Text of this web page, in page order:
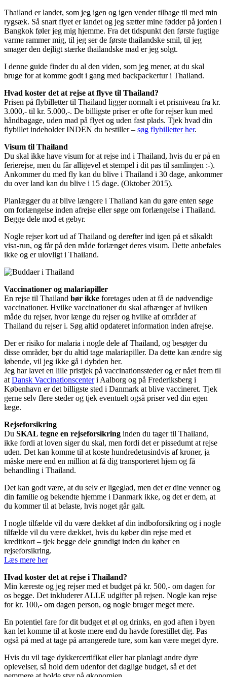
Thailand er landet, som jeg igen og igen vender tilbage til med min
rygsæk. Så snart flyet er landet og jeg sætter mine fødder på jorden i
Bangkok føler jeg mig hjemme. Fra det tidspunkt den første fugtige
varme rammer mig, til jeg ser de første thailandske smil, til jeg
smager den dejligt stærke thailandske mad er jeg solgt.
I denne guide finder du al den viden, som jeg mener, at du skal
bruge for at komme godt i gang med backpackertur i Thailand.
Hvad koster det at rejse at flyve til Thailand?
Prisen på flybilletter til Thailand ligger normalt i et prisniveau fra kr.
3.000,- til kr. 5.000,-. De billigste priser er ofte for rejser kun med
håndbagage, uden mad på flyet og uden fast plads. Tjek hvad din
flybillet indeholder INDEN du bestiller – søg flybilletter her.
Visum til Thailand
Du skal ikke have visum for at rejse ind i Thailand, hvis du er på en
ferierejse, men du får alligevel et stempel i dit pas til samlingen :-).
Ankommer du med fly kan du blive i Thailand i 30 dage, ankommer
du over land kan du blive i 15 dage. (Oktober 2015).
Planlægger du at blive længere i Thailand kan du gøre enten søge
om forlængelse inden afrejse eller søge om forlængelse i Thailand.
Begge dele mod et gebyr.
Nogle rejser kort ud af Thailand og derefter ind igen på et såkaldt
visa-run, og får på den måde forlænget deres visum. Dette anbefales
ikke og er ulovligt i Thailand.
Vaccinationer og malariapiller
En rejse til Thailand bør ikke foretages uden at få de nødvendige
vaccinationer. Hvilke vaccinationer du skal afhænger af hvilken
måde du rejser, hvor længe du rejser og hvilke af områder af
Thailand du rejser i. Søg altid opdateret information inden afrejse.
Der er risiko for malaria i nogle dele af Thailand, og besøger du
disse områder, bør du altid tage malariapiller. Da dette kan ændre sig
løbende, vil jeg ikke gå i dybden her.
Jeg har lavet en lille pristjek på vaccinationssteder og er nået frem til
at Dansk Vaccinationscenteri Aalborg og på Frederiksberg i
København er det billigste sted i Danmark at blive vaccineret. Tjek
gerne selv flere steder og tjek eventuelt også priser ved din egen
læge.
Rejseforsikring
Du SKAL tegne en rejseforsikring inden du tager til Thailand,
ikke fordi at loven siger du skal, men fordi det er pissedumt at rejse
uden. Det kan komme til at koste hundredetusindvis af kroner, ja
måske mere end en million at få dig transporteret hjem og få
behandling i Thailand.
Det kan godt være, at du selv er ligeglad, men det er dine venner og
din familie og bekendte hjemme i Danmark ikke, og det er dem, at
du kommer til at belaste, hvis noget går galt.
I nogle tilfælde vil du være dækket af din indboforsikring og i nogle
tilfælde vil du være dækket, hvis du køber din rejse med et
kreditkort – tjek begge dele grundigt inden du køber en
rejseforsikring.
Læs mere her
Hvad koster det at rejse i Thailand?
Min kæreste og jeg rejser med et budget på kr. 500,- om dagen for
os begge. Det inkluderer ALLE udgifter på rejsen. Nogle kan rejse
for kr. 100,- om dagen person, og nogle bruger meget mere.
En potentiel fare for dit budget et øl og drinks, en god aften i byen
kan let komme til at koste mere end du havde forestillet dig. Pas
også på med at tage på arrangerede ture, som kan være meget dyre.
Hvis du vil tage dykkercertifikat eller har planlagt andre dyre
oplevelser, så hold dem udenfor det daglige budget, så et det